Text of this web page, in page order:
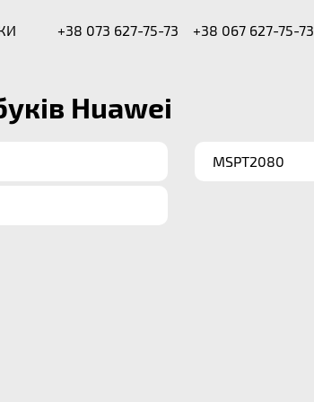
+38 073 627-75-73
+38 067 627-75-73
Huawei
MSPT2080